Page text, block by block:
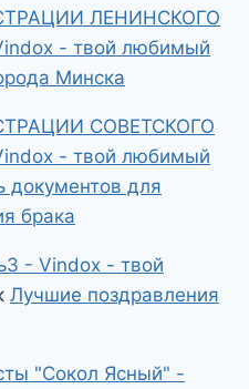
ЛЕНИНСКОГО
- твой любимый
Минска
СОВЕТСКОГО
- твой любимый
документов для
брака
- Vindox - твой
Лучшие поздравления
"Сокол Ясный" -